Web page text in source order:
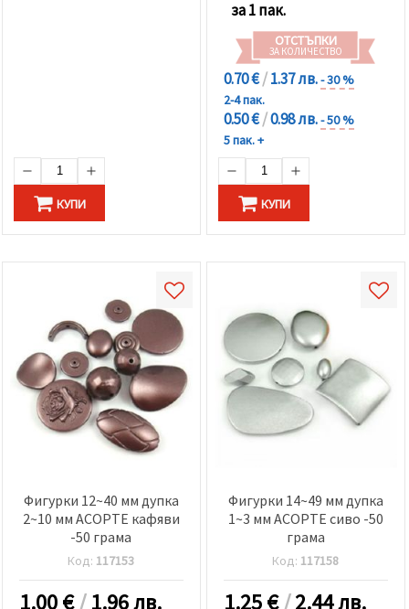
КУПИ
за 1 пак.
ОТСТЪПКИ
ЗА КОЛИЧЕСТВО
0.70 €/1.37 лв.- 30 %
2-4 пак.
0.50 €/0.98 лв.- 50 %
5 пак. +
КУПИ
Фигурки 12~40 мм дупка
2~10 мм АСОРТЕ кафяви
-50 грама
Код: 117153
1.00€/1.96 лв.
Фигурки 14~49 мм дупка
1~3 мм АСОРТЕ сиво -50
грама
Код: 117158
1.25€/2.44 лв.